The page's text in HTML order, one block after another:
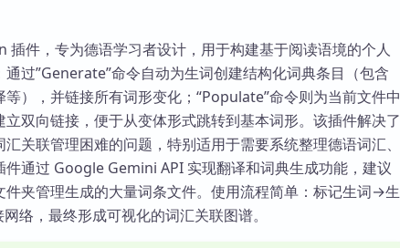
件，专为德语学习者设计，用于构建基于阅读语境的个人
过”Generate”命令自动为生词创建结构化词典条目（包含
），并链接所有词形变化；“Populate”命令则为当前文件中
双向链接，便于从变体形式跳转到基本词形。该插件解决了
关联管理困难的问题，特别适用于需要系统整理德语词汇、
通过 Google Gemini API 实现翻译和词典生成功能，建议
件夹管理生成的大量词条文件。使用流程简单：标记生词→生
络，最终形成可视化的词汇关联图谱。